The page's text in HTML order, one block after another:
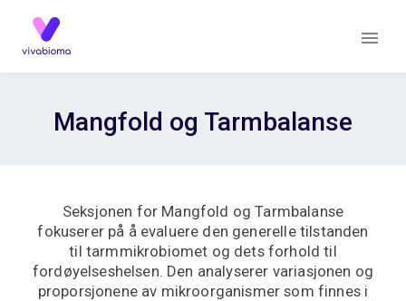
Mangfold og Tarmbalanse
Seksjonen for Mangfold og Tarmbalanse
fokuserer på å evaluere den generelle tilstanden
til tarmmikrobiomet og dets forhold til
fordøyelseshelsen. Den analyserer variasjonen og
proporsjonene av mikroorganismer som finnes i